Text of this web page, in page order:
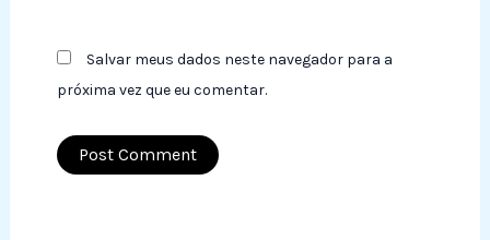
Salvar meus dados neste navegador para a
próxima vez que eu comentar.